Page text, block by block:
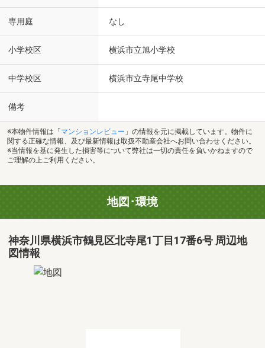
専用庭 なし
小学校区 横浜市立旭小学校
中学校区 横浜市立寺尾中学校
備考
※本物件情報は「 マンションレビュー 」の情報を元に掲載しています。物件に
関する正確な情報、及び最新情報は取扱不動産会社へお問い合わせください。
※当情報を基に発生した損害等について弊社は一切の責任を負いかねますので
ご理解の上ご利用ください。
地図･環境
神奈川県横浜市鶴見区北寺尾1丁目17番6号 周辺地
図情報